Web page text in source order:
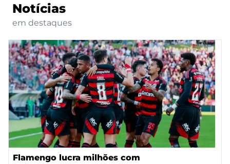
Notícias
em destaques
Flamengo lucra milhões com